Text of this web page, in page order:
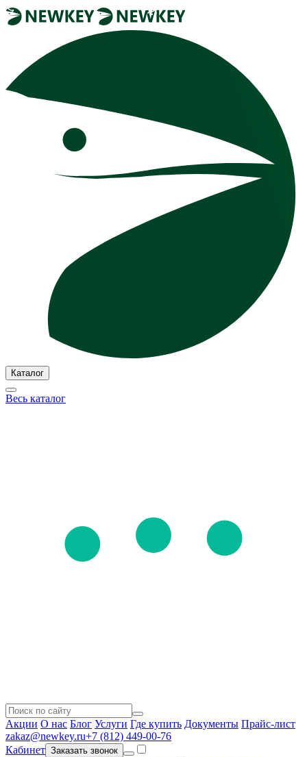
Каталог
Весь каталог
Акции О нас Блог Услуги Где купить Документы Прайс-лист
zakaz@newkey.ru+7 (812) 449-00-76
Кабинет Заказать звонок